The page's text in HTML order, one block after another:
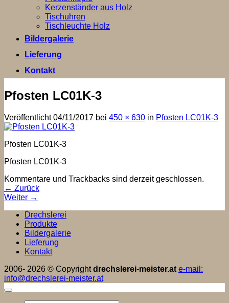
Kerzenständer aus Holz
Tischuhren
Tischleuchte Holz
Bildergalerie
Lieferung
Kontakt
Pfosten LC01K-3
Veröffentlicht04/11/2017 bei 450 × 630 in Pfosten LC01K-3
Pfosten LC01K-3
Pfosten LC01K-3
Kommentare und Trackbacks sind derzeit geschlossen.
← Zurück
Weiter →
Drechslerei
Produkte
Bildergalerie
Lieferung
Kontakt
2006- 2026 © Copyrightdrechslerei-meister.at e-mail:
info@drechslerei-meister.at